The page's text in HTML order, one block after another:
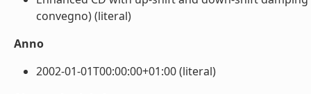
convegno) (literal)
Anno
2002-01-01T00:00:00+01:00 (literal)